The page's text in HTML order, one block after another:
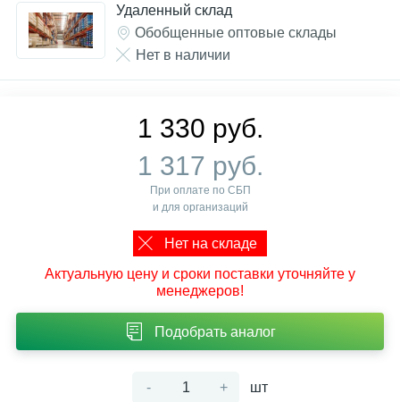
Удаленный склад
Обобщенные оптовые склады
Нет в наличии
1 330 руб.
1 317 руб.
При оплате по СБП
и для организаций
Нет на складе
Актуальную цену и сроки поставки уточняйте у
менеджеров!
Подобрать аналог
- + шт